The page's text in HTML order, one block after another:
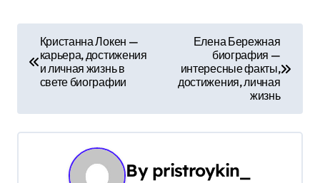
и
Кристанна Локен —
карьера, достижения
и личная жизнь в
свете биографии
Елена Бережная
биография —
интересные факты,
достижения, личная
жизнь
By pristroykin_